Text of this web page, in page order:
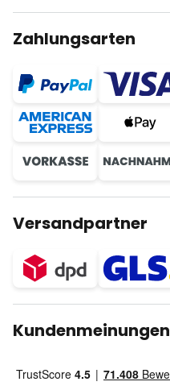
Zahlungsarten
Versandpartner
Kundenmeinungen